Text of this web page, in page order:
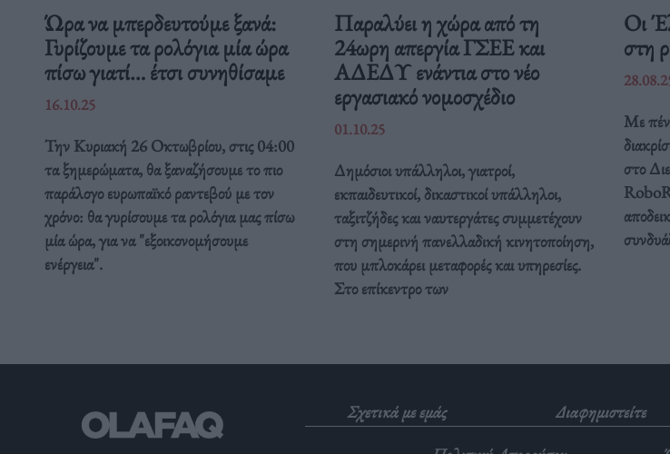
Ώρα να μπερδευτούμε ξανά:
Γυρίζουμε τα ρολόγια μία ώρα
πίσω γιατί… έτσι συνηθίσαμε
16.10.25
Την Κυριακή 26 Οκτωβρίου, στις 04:00
τα ξημερώματα, θα ξαναζήσουμε το πιο
παράλογο ευρωπαϊκό ραντεβού με τον
χρόνο: θα γυρίσουμε τα ρολόγια μας πίσω
μία ώρα, για να "εξοικονομήσουμε
ενέργεια".
Παραλύει η χώρα από τη
24ωρη απεργία ΓΣΕΕ και
ΑΔΕΔΥ ενάντια στο νέο
εργασιακό νομοσχέδιο
01.10.25
Δημόσιοι υπάλληλοι, γιατροί,
εκπαιδευτικοί, δικαστικοί υπάλληλοι,
ταξιτζήδες και ναυτεργάτες συμμετέχουν
στη σημερινή πανελλαδική κινητοποίηση,
που μπλοκάρει μεταφορές και υπηρεσίες.
Στο επίκεντρο των
Οι
στη
Με
στο
Σχετικά με εμάς Διαφημιστείτε